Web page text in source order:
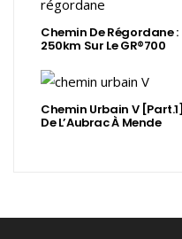
Chemin De Régordane :
250km Sur Le GR®700
Chemin Urbain V [Part.1]
De L’Aubrac À Mende